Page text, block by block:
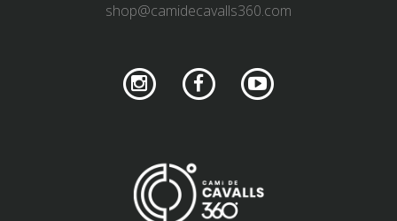
shop@camidecavalls360.com